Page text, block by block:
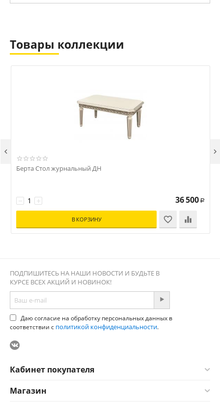
Товары коллекции
Берта Стол журнальный ДН
+
− 36 500 Р
В КОРЗИНУ
 
ПОДПИШИТЕСЬ НА НАШИ НОВОСТИ И БУДЬТЕ В
КУРСЕ ВСЕХ АКЦИЙ И НОВИНОК!
Даю согласие на обработку персональных данных в
соответствии с политикой конфиденциальности.
Кабинет покупателя
Магазин